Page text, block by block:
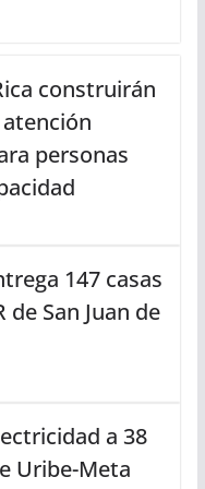
construirán
personas
147 casas
de San Juan de
a 38
Uribe-Meta